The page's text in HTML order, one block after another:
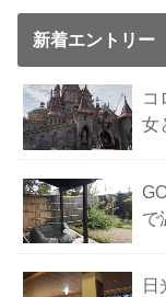
新着エントリー
コ
女
で
日